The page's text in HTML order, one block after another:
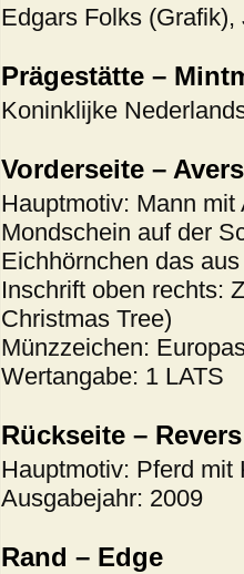
Edgars Folks
Prägestätte –
Koninklijke
Vorderseite – Avers
Hauptmotiv: Mann
Mondschein auf der
Eichhörnchen das
Inschrift oben rechts:
Christmas Tree)
Münzzeichen:
Wertangabe: 1 LATS
Rückseite – Revers
Hauptmotiv: Pferd mit
Ausgabejahr: 2009
Rand – Edge